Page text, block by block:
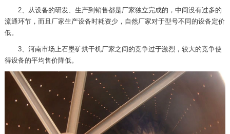
2、从设备的研发、生产到销售都是厂家独立完成的，中间没有过多的
流通环节，而且厂家生产设备时耗资少，自然厂家对于型号不同的设备定价
低。
3、河南市场上石墨矿烘干机厂家之间的竞争过于激烈，较大的竞争使
得设备的平均售价降低。